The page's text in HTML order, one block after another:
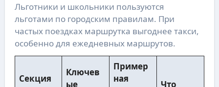
Льготники и школьники пользуются
льготами по городским правилам. При
частых поездках маршрутка выгоднее такси,
особенно для ежедневных маршрутов.
Секция
Ключев
ые
Пример
ная
Что